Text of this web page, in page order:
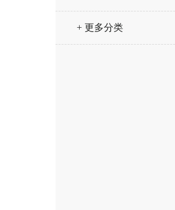
置
+ 更多分类